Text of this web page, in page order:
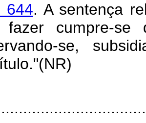
644. A sentença
fazer cumpre-
se,